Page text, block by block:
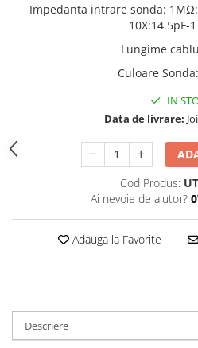
Impedanta intrare sonda:
10X:14.5pF-
Lungime cablu
Culoare Sonda:
IN
Data de livrare:
Cod Produs:
Ai nevoie de ajutor?
Adauga la Favorite
Descriere